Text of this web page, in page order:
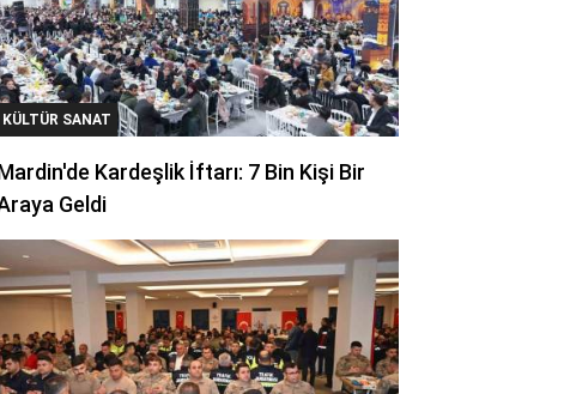
KÜLTÜR SANAT
Kardeşlik İftarı: 7 Bin Kişi Bir
Geldi